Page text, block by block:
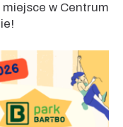
miejsce w Centrum